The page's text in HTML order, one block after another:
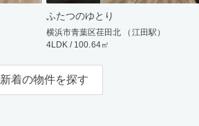
ふたつのゆとり
横浜市青葉区荏田北 （江田駅）
4LDK / 100.64㎡
新着の物件を探す